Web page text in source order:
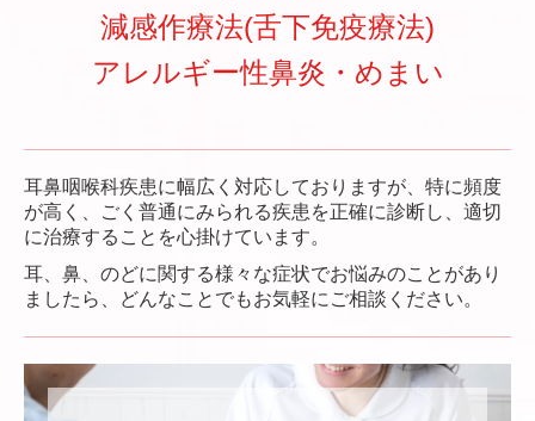
減感作療法(舌下免疫療法)
アレルギー性鼻炎・めまい
耳鼻咽喉科疾患に幅広く対応しておりますが、特に頻度
が高く、ごく普通にみられる疾患を正確に診断し、適切
に治療することを心掛けています。
耳、鼻、のどに関する様々な症状でお悩みのことがあり
ましたら、どんなことでもお気軽にご相談ください。